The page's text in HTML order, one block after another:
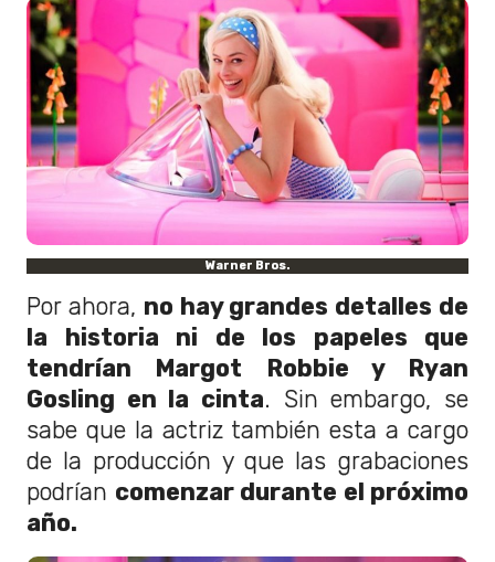
Warner Bros.
Por ahora, no hay grandes detalles de
la historia ni de los papeles que
tendrían Margot Robbie y Ryan
Gosling en la cinta. Sin embargo, se
sabe que la actriz también esta a cargo
de la producción y que las grabaciones
podrían comenzar durante el próximo
año.